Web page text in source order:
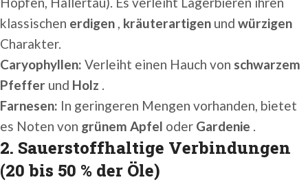
klassischen erdigen, kräuterartigen und würzigen
Charakter.
Caryophyllen: Verleiht einen Hauch von schwarzem
Pfeffer und Holz .
Farnesen: In geringeren Mengen vorhanden, bietet
es Noten von grünem Apfel oder Gardenie .
2. Sauerstoffhaltige Verbindungen
(20 bis 50 % der Öle)